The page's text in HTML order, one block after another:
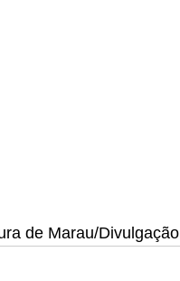
de Marau/Divulgação